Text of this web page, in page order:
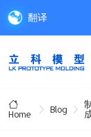
翻译
Home Blog